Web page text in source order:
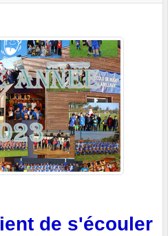
de s'écouler